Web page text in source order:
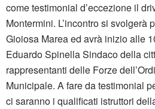
come testimonial d’eccezione il
Montermini. L’incontro si svolgerà
Gioiosa Marea ed avrà inizio alle
Eduardo Spinella Sindaco della
rappresentanti delle Forze
Municipale. A fare da testimonial
ci saranno i qualificati istruttori